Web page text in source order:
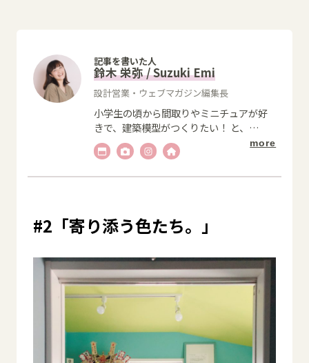
記事を書いた人
鈴木 栄弥 / Suzuki Emi
設計営業・ウェブマガジン編集長
小学生の頃から間取りやミニチュアが好
きで、建築模型がつくりたい！ と、 …
more
#2「寄り添う色たち。」